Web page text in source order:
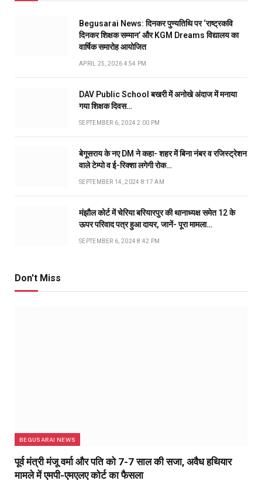
Begusarai News: दिनकर पुण्यतिथि पर ‘राष्ट्रकवि
दिनकर शिक्षक सम्मान’ और KGM Dreams विद्यालय का
वार्षिक समारोह आयोजित
APRIL 25, 2026 4:54 PM
DAV Public School बखरी में अनोखे अंदाज में मनाया
गया शिक्षक दिवस…
SEPTEMBER 6, 2024 2:00 PM
बेगूसराय के नए DM ने कहा- शहर में बिना नंबर व रजिस्ट्रेशन
वाले टेम्पो व ई-रिक्शा लगेगी रोक…
SEPTEMBER 14, 2024 8:17 AM
मंझौल कोर्ट में चेरिया बरियारपुर की थानाध्यक्ष समेत 12 के
ऊपर परिवाद पत्र हुआ दायर, जानें- पूरा मामला…
SEPTEMBER 6, 2024 8:42 PM
Don't Miss
BEGUSARAI NEWS
पूर्व मंत्री मंजू वर्मा और पति को 7-7 साल की सजा, अवैध हथियार
मामले में एमपी-एमएलए कोर्ट का फैसला